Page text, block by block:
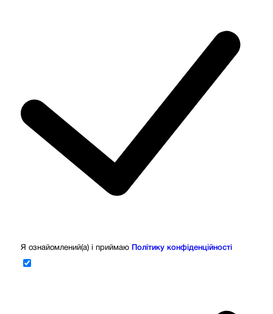
Я ознайомлений(а) і приймаю Політику конфіденційності